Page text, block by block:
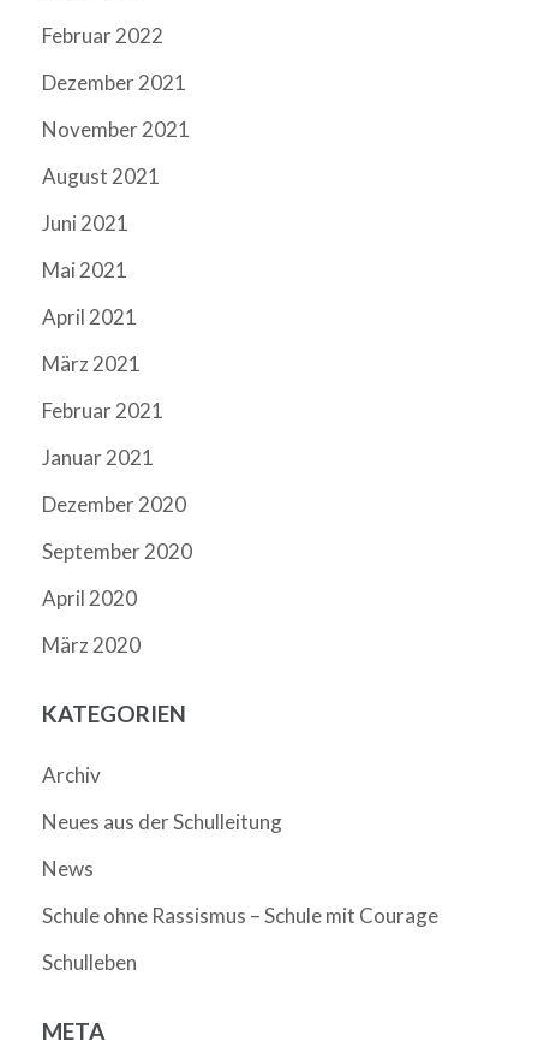
Februar 2022
Dezember 2021
November 2021
August 2021
Juni 2021
Mai 2021
April 2021
März 2021
Februar 2021
Januar 2021
Dezember 2020
September 2020
April 2020
März 2020
KATEGORIEN
Archiv
Neues aus der Schulleitung
News
Schule ohne Rassismus – Schule mit Courage
Schulleben
META